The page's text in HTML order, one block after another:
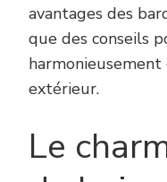
avantages des
que des conseils
harmonieusement
extérieur.
Le